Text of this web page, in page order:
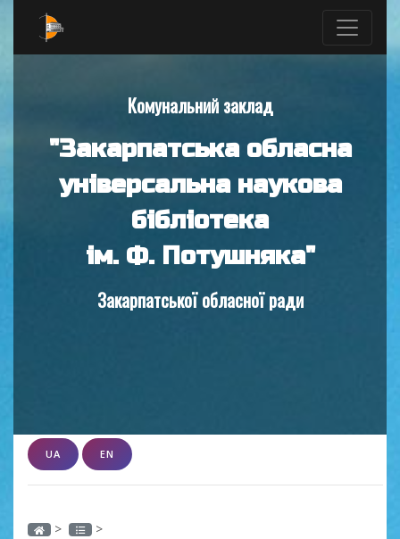
Комунальний заклад
"Закарпатська обласна
універсальна наукова
бібліотека
ім. Ф. Потушняка"
Закарпатської обласної ради
UA EN
> >